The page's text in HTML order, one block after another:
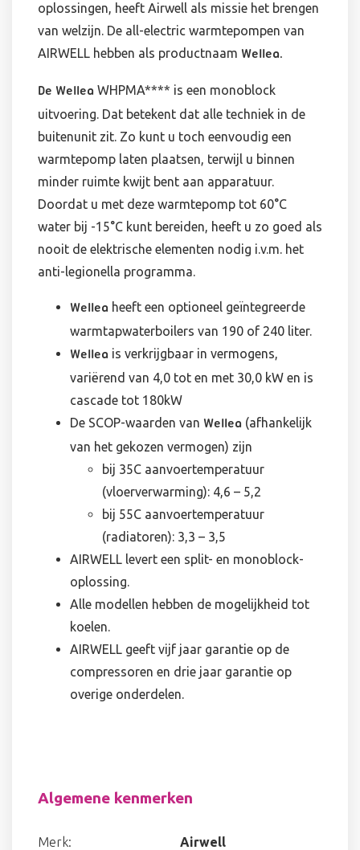
oplossingen, heeft Airwell als missie het brengen
van welzijn. De all-electric warmtepompen van
AIRWELL hebben als productnaam Wellea.
De Wellea WHPMA**** is een monoblock
uitvoering. Dat betekent dat alle techniek in de
buitenunit zit. Zo kunt u toch eenvoudig een
warmtepomp laten plaatsen, terwijl u binnen
minder ruimte kwijt bent aan apparatuur.
Doordat u met deze warmtepomp tot 60°C
water bij -15°C kunt bereiden, heeft u zo goed als
nooit de elektrische elementen nodig i.v.m. het
anti-legionella programma.
Wellea heeft een optioneel geïntegreerde
warmtapwaterboilers van 190 of 240 liter.
Wellea is verkrijgbaar in vermogens,
variërend van 4,0 tot en met 30,0 kW en is
cascade tot 180kW
De SCOP-waarden van Wellea (afhankelijk
van het gekozen vermogen) zijn
bij 35C aanvoertemperatuur
(vloerverwarming): 4,6 – 5,2
bij 55C aanvoertemperatuur
(radiatoren): 3,3 – 3,5
AIRWELL levert een split- en monoblock-
oplossing.
Alle modellen hebben de mogelijkheid tot
koelen.
AIRWELL geeft vijf jaar garantie op de
compressoren en drie jaar garantie op
overige onderdelen.
Algemene kenmerken
Merk: Airwell